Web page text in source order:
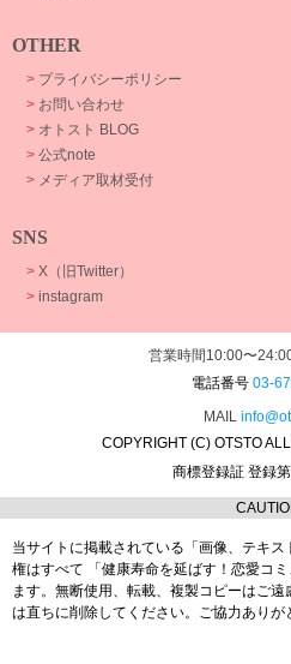
OTHER
> プライバシーポリシー
> お問い合わせ
> オトスト BLOG
> 公式note
> メディア取材受付
SNS
> X（旧Twitter）
> instagram
営業時間10:00〜
電話番号 03-
MAIL
COPYRIGHT (C) OTSTO
商標登録証 登録
当サイトに掲載されている「画像、テキ
権はすべて 「健康寿命を延ばす！恋愛コ
ます。 無断使用、転載、複製コピーはご遠
は直ちに削除してください。ご協力ありが